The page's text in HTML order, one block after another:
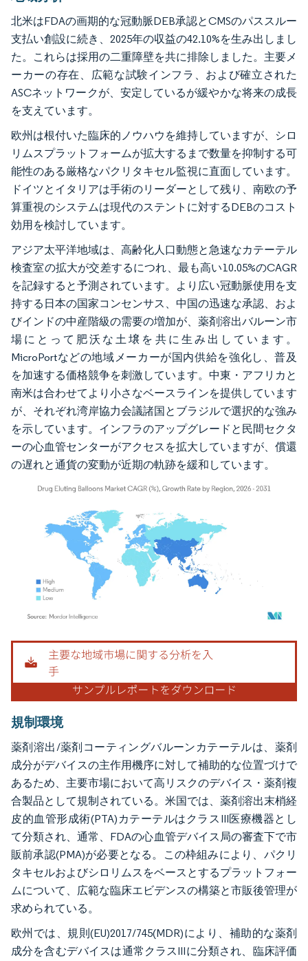
北米はFDAの画期的な冠動脈DEB承認とCMSのパススルー
支払い創設に続き、2025年の収益の42.10%を生み出しまし
た。これらは採用の二重障壁を共に排除しました。主要メ
ーカーの存在、広範な試験インフラ、および確立された
ASCネットワークが、安定しているが緩やかな将来の成長
を支えています。
欧州は根付いた臨床的ノウハウを維持していますが、シロ
リムスプラットフォームが拡大するまで数量を抑制する可
能性のある厳格なパクリタキセル監視に直面しています。
ドイツとイタリアは手術のリーダーとして残り、南欧の予
算重視のシステムは現代のステントに対するDEBのコスト
効用を検討しています。
アジア太平洋地域は、高齢化人口動態と急速なカテーテル
検査室の拡大が交差するにつれ、最も高い10.05%のCAGR
を記録すると予測されています。より広い冠動脈使用を支
持する日本の国家コンセンサス、中国の迅速な承認、およ
びインドの中産階級の需要の増加が、薬剤溶出バルーン市
場にとって肥沃な土壌を共に生み出しています。
MicroPortなどの地域メーカーが国内供給を強化し、普及
を加速する価格競争を刺激しています。中東・アフリカと
南米は合わせてより小さなベースラインを提供しています
が、それぞれ湾岸協力会議諸国とブラジルで選択的な強み
を示しています。インフラのアップグレードと民間セクタ
ーの心血管センターがアクセスを拡大していますが、償還
の遅れと通貨の変動が近期の軌跡を緩和しています。
画像 © Mordor Intelligence。再利用にはCC BY 4.0の表示が必要です。
規制環境
薬剤溶出/薬剤コーティングバルーンカテーテルは、薬剤
成分がデバイスの主作用機序に対して補助的な位置づけで
あるため、主要市場において高リスクのデバイス・薬剤複
合製品として規制されている。米国では、薬剤溶出末梢経
皮的血管形成術(PTA)カテーテルはクラスIII医療機器とし
て分類され、通常、FDAの心血管デバイス局の審査下で市
販前承認(PMA)が必要となる。この枠組みにより、パクリ
タキセルおよびシロリムスをベースとするプラットフォー
ムについて、広範な臨床エビデンスの構築と市販後管理が
求められている。
欧州では、規則(EU)2017/745(MDR)により、補助的な薬剤
成分を含むデバイスは通常クラスIIIに分類され、臨床評価